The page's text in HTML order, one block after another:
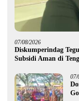
07/08/2026
Diskumperindag
Subsidi Aman di
07/